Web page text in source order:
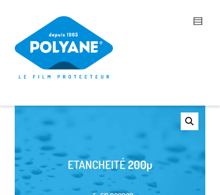
I'm looking for
.
Show me the
Super Search